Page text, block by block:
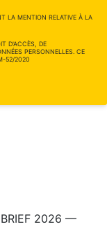
LA MENTION RELATIVE À LA
D'ACCÈS, DE
PERSONNELLES. CE
52/2020
2026 —